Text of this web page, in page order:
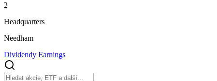
2
Headquarters
Needham
Dividendy Earnings